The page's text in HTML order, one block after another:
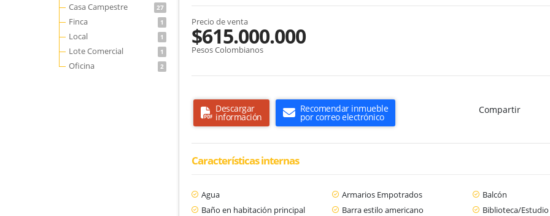
Casa Campestre 27
Finca 1
Local 1
Lote Comercial 1
Oficina 2
Precio de venta
$615.000.000
Pesos Colombianos
Descargar
información
Recomendar inmueble
por correo electrónico
Compartir
Características internas
Agua Armarios Empotrados Balcón
Baño en habitación principal
Barra estilo americano Biblioteca/Estudio